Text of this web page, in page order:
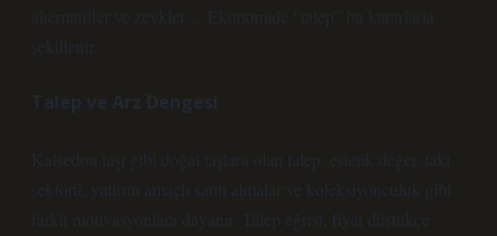
alternatifler ve zevkler… Ekonomide “talep” bu kararlarla
şekillenir.
Talep ve Arz Dengesi
Kalsedon taşı gibi doğal taşlara olan talep, estetik değer, takı
sektörü, yatırım amaçlı satın almalar ve koleksiyonculuk gibi
farklı motivasyonlara dayanır. Talep eğrisi, fiyat düştükçe